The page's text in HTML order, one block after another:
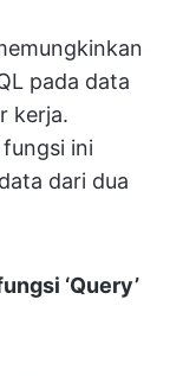
pada data
kerja.
fungsi ini
dari dua
‘Query’